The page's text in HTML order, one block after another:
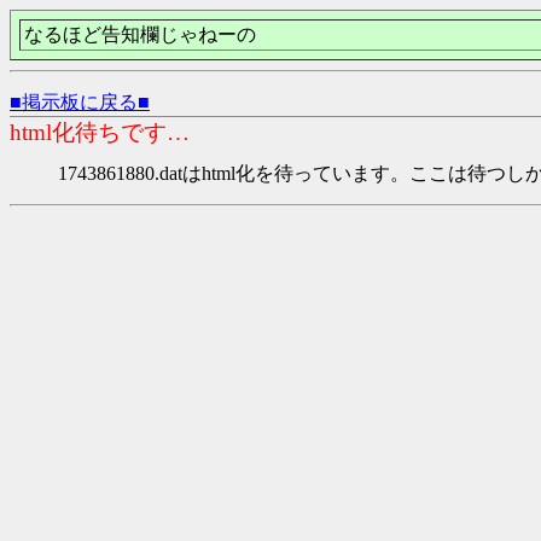
なるほど告知欄じゃねーの
■掲示板に戻る■
html化待ちです…
1743861880.datはhtml化を待っています。ここは待つし